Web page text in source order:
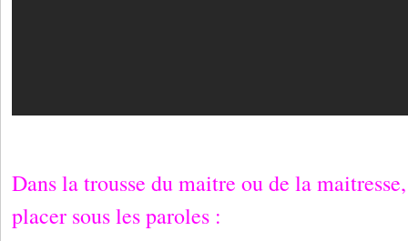
Dans la trousse du maitre ou de la
placer sous les paroles :